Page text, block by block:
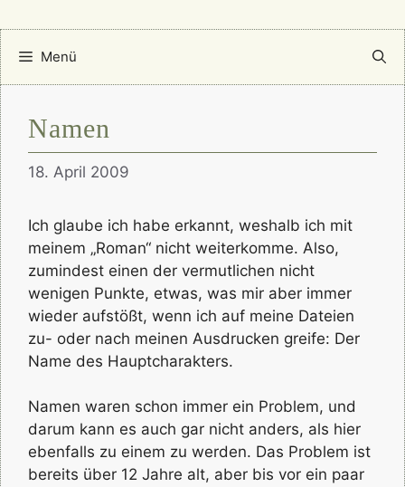
Menü
Namen
18. April 2009
Ich glaube ich habe erkannt, weshalb ich mit
meinem „Roman“ nicht weiterkomme. Also,
zumindest einen der vermutlichen nicht
wenigen Punkte, etwas, was mir aber immer
wieder aufstößt, wenn ich auf meine Dateien
zu- oder nach meinen Ausdrucken greife: Der
Name des Hauptcharakters.
Namen waren schon immer ein Problem, und
darum kann es auch gar nicht anders, als hier
ebenfalls zu einem zu werden. Das Problem ist
bereits über 12 Jahre alt, aber bis vor ein paar